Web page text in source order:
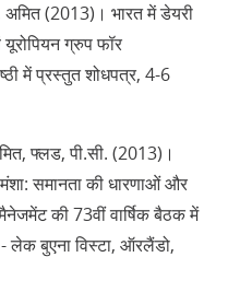
अमित (2013)। भारत में डेयरी
यूरोपियन ग्रुप फॉर
में प्रस्तुत शोधपत्र, 4-6
फ्लड, पी.सी. (2013)।
समानता की धारणाओं और
की 73वीं वार्षिक बैठक में
बुएना विस्टा, ऑरलैंडो,